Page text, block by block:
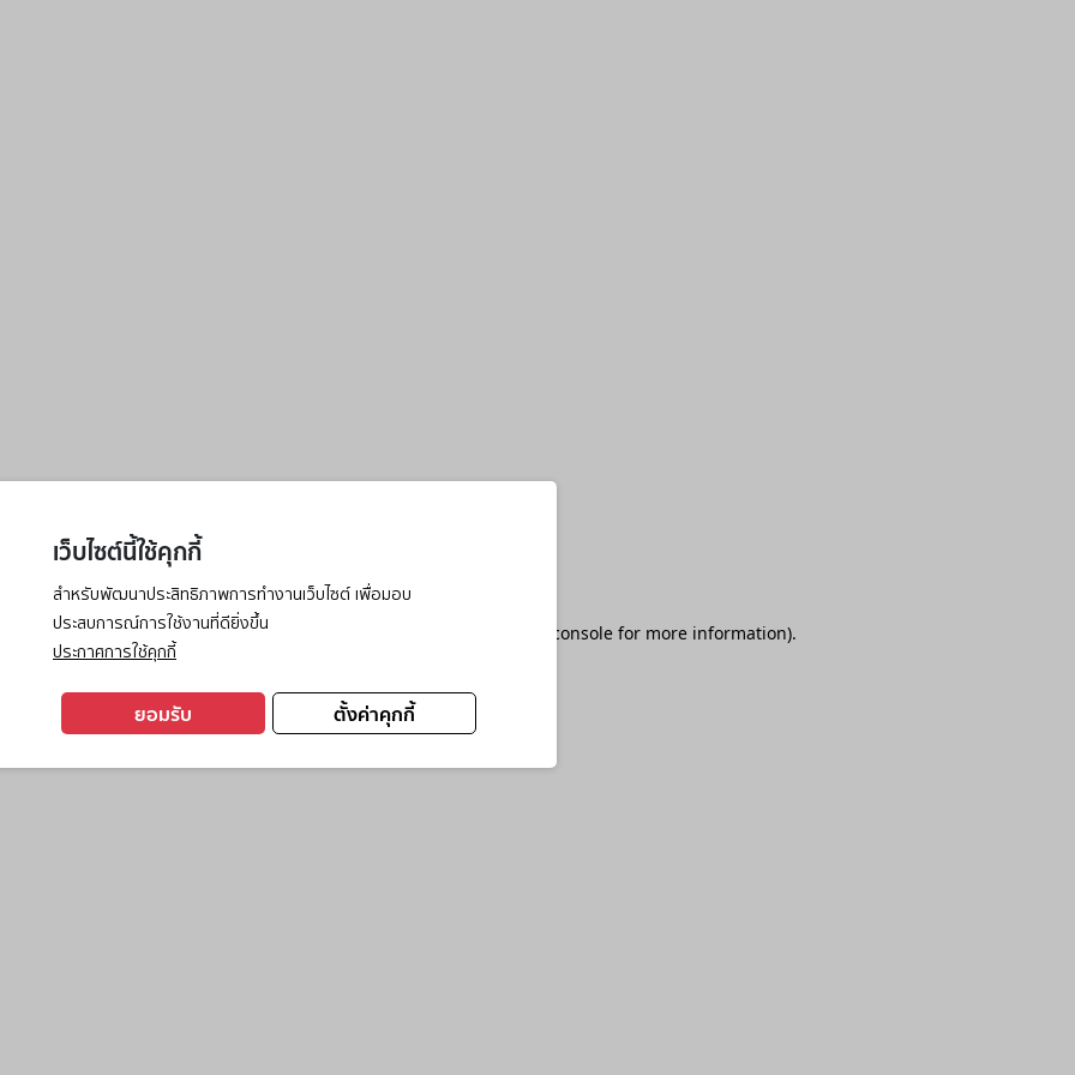
เว็บไซต์นี้ใช้คุกกี้
สำหรับพัฒนาประสิทธิภาพการทำงานเว็บไซต์ เพื่อมอบ
ประสบการณ์การใช้งานที่ดียิ่งขึ้น
ประกาศการใช้คุกกี้
ตั้งค่าคุกกี้
ยอมรับ
has occurred while loading browser console for more information).